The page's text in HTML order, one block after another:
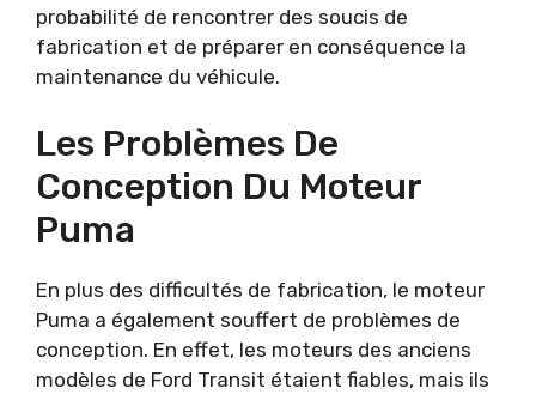
probabilité de rencontrer des soucis de
fabrication et de préparer en conséquence la
maintenance du véhicule.
Les Problèmes De
Conception Du Moteur
Puma
En plus des difficultés de fabrication, le moteur
Puma a également souffert de problèmes de
conception. En effet, les moteurs des anciens
modèles de Ford Transit étaient fiables, mais ils